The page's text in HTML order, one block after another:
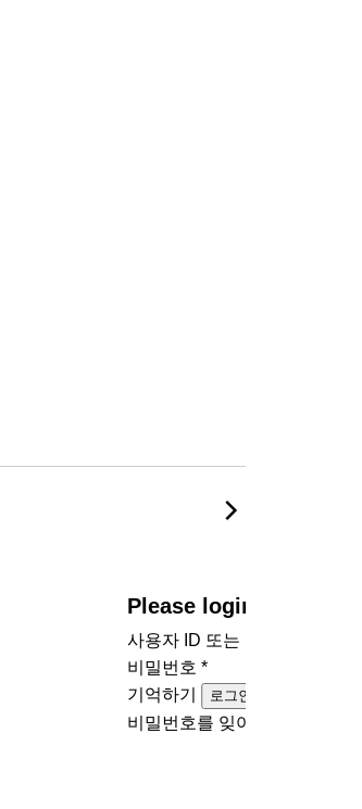
Please login to
사용자 ID 또는 이메일
비밀번호*
기억하기
로그인
비밀번호를 잊어버리셨나요?